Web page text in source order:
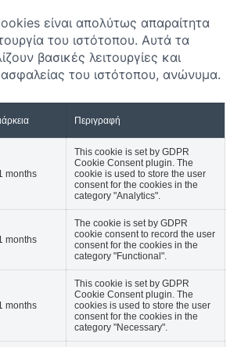
είναι απολύτως απαραίτητα
του ιστότοπου. Αυτά τα
βασικές λειτουργίες και
του ιστότοπου, ανώνυμα.
Περιγραφή
months
This cookie is set by GDPR
Cookie Consent plugin. The
cookie is used to store the user
consent for the cookies in the
category "Analytics".
months
The cookie is set by GDPR
cookie consent to record the user
consent for the cookies in the
category "Functional".
months
This cookie is set by GDPR
Cookie Consent plugin. The
cookies is used to store the user
consent for the cookies in the
category "Necessary".